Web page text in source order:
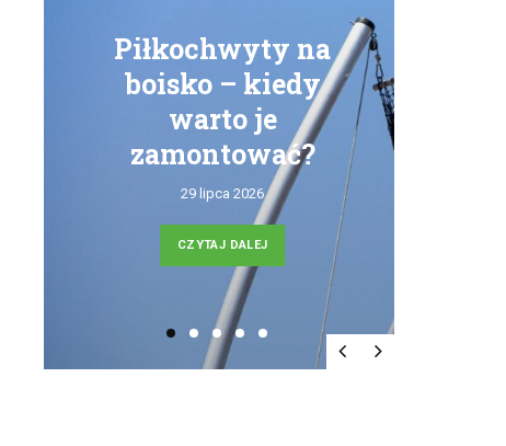
Piłkochwyty na
boisko – kiedy
warto je
zamontować?
29 lipca 2026
CZYTAJ DALEJ